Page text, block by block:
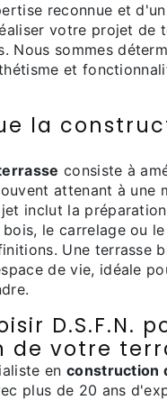
reconnue et
votre projet de
Nous sommes
et
la
consiste à
attenant à une
inclut la
le carrelage ou
Une terrasse
de vie, idéale
D.S.F.N.
de votre
en construction
plus de 20 ans